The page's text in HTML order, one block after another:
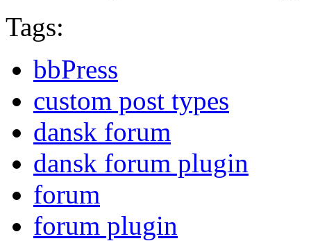
Tags:
bbPress
custom post types
dansk forum
dansk forum plugin
forum
forum plugin